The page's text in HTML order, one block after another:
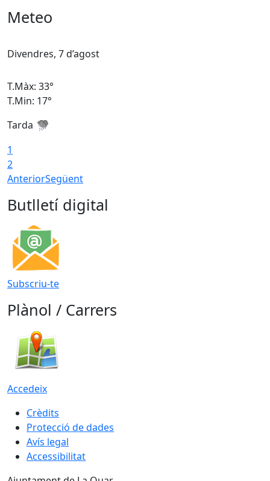
Meteo
Divendres, 7 d’agost
T.Màx: 33°
T.Min: 17°
Tarda
1
2
AnteriorSegüent
Butlletí digital
Subscriu-te
Plànol / Carrers
Accedeix
Crèdits
Protecció de dades
Avís legal
Accessibilitat